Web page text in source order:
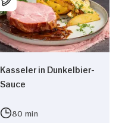
Kasseler in Dunkelbier-
Sauce
80 min